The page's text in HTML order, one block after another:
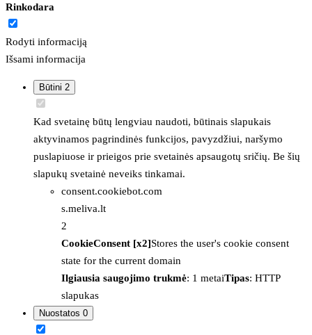
Rinkodara
Rodyti informaciją
Išsami informacija
Būtini 2
Kad svetainę būtų lengviau naudoti, būtinais slapukais
aktyvinamos pagrindinės funkcijos, pavyzdžiui, naršymo
puslapiuose ir prieigos prie svetainės apsaugotų sričių. Be šių
slapukų svetainė neveiks tinkamai.
consent.cookiebot.com
s.meliva.lt
2
CookieConsent [x2]Stores the user's cookie consent
state for the current domain
Ilgiausia saugojimo trukmė: 1 metaiTipas: HTTP
slapukas
Nuostatos 0